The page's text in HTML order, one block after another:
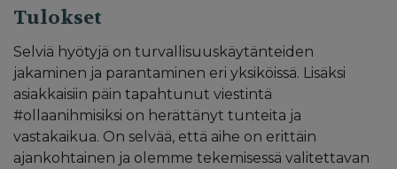
Tulokset
Selviä hyötyjä on turvallisuuskäytänteiden
jakaminen ja parantaminen eri yksiköissä. Lisäksi
asiakkaisiin päin tapahtunut viestintä
#ollaanihmisiksi on herättänyt tunteita ja
vastakaikua. On selvää, että aihe on erittäin
ajankohtainen ja olemme tekemisessä valitettavan